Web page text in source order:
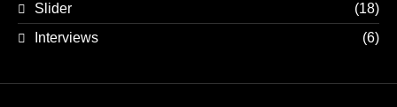
Slider
(18)
Interviews
(6)